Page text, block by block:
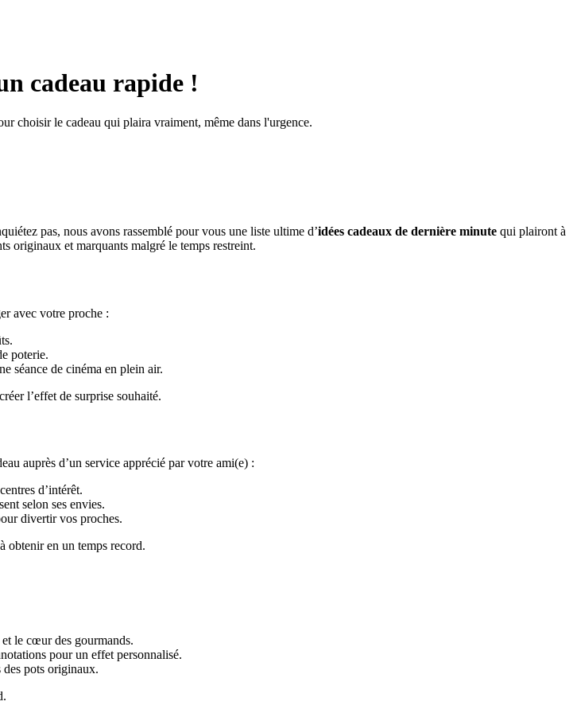
cadeau rapide !
choisir le cadeau qui plaira vraiment, même dans l'urgence.
pas, nous avons rassemblé pour vous une liste ultime d’idées cadeaux de dernière minute qui plairont à
originaux et marquants malgré le temps restreint.
avec votre proche :
poterie.
séance de cinéma en plein air.
l’effet de surprise souhaité.
auprès d’un service apprécié par votre ami(e) :
d’intérêt.
selon ses envies.
divertir vos proches.
obtenir en un temps record.
le cœur des gourmands.
pour un effet personnalisé.
des pots originaux.